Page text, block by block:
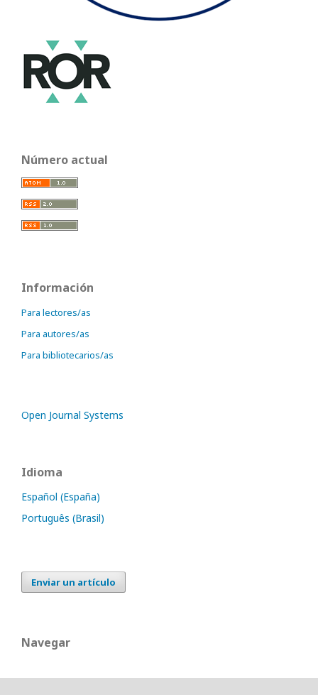
Número actual
Información
Para lectores/as
Para autores/as
Para bibliotecarios/as
Open Journal Systems
Idioma
Español (España)
Português (Brasil)
Enviar un artículo
Navegar